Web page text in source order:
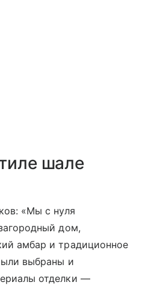
шале
«Мы с нуля
дом,
амбар и традиционное
выбраны и
отделки —